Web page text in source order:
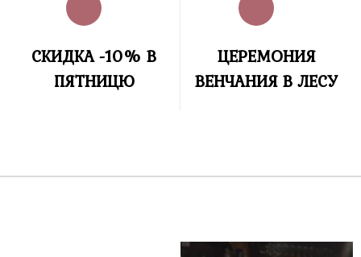
СКИДКА -10% В
ПЯТНИЦЮ
ЦЕРЕМОНИЯ
ВЕНЧАНИЯ В ЛЕСУ